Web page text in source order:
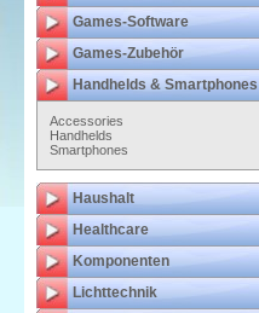
Games-Software
Games-Zubehör
Handhelds & Smartphones
Accessories
Handhelds
Smartphones
Haushalt
Healthcare
Komponenten
Lichttechnik